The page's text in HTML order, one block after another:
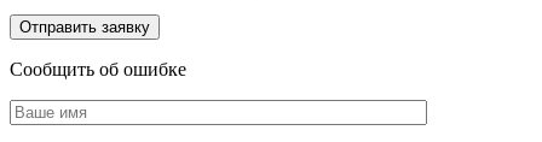
Сообщить об ошибке